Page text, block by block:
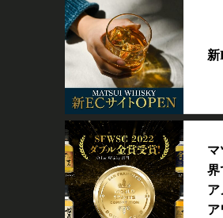
新
マ
界
ア